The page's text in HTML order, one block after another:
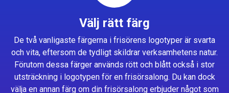
Välj rätt färg
De två vanligaste färgerna i frisörens logotyper är svarta
och vita, eftersom de tydligt skildrar verksamhetens natur.
Förutom dessa färger används rött och blått också i stor
utsträckning i logotypen för en frisörsalong. Du kan dock
välja en annan färg om din frisörsalong erbjuder något som